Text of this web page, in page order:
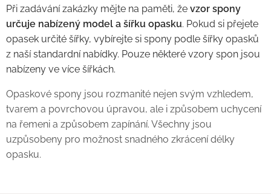
Při zadávání zakázky mějte na paměti, že vzor spony
určuje nabízený model a šířku opasku. Pokud si přejete
opasek určité šířky, vybírejte si spony podle šířky opasků
z naší standardní nabídky. Pouze některé vzory spon jsou
nabízeny ve více šířkách.
Opaskové spony jsou rozmanité nejen svým vzhledem,
tvarem a povrchovou úpravou, ale i způsobem uchycení
na řemeni a způsobem zapínání. Všechny jsou
uzpůsobeny pro možnost snadného zkrácení délky
opasku.